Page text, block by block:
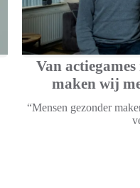
Van
maken wij
“Mensen gezonder